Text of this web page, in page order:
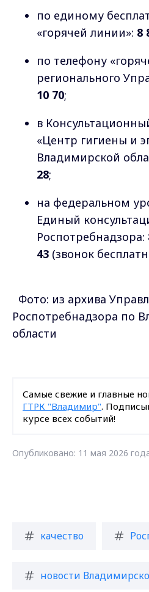
по единому
«горячей линии»: 8
по телефону
регионального
10 70;
в
«Центр гигиены и
Владимирской
28;
на федеральном
Единый
Роспотребнадзора:
43 (звонок
Фото: из архива
Роспотребнадзора по
области
Самые свежие и главные
ГТРК "Владимир".
курсе всех событий!
Опубликовано: 11 мая 2026
качество
новости